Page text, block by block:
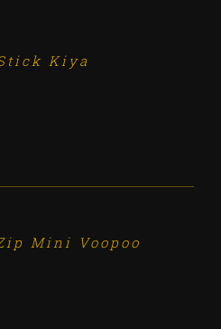
Kiya
Mini Voopoo